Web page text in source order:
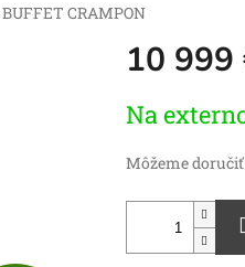
BUFFET CRAMPON
10 999
cena:
Na
Môžeme doručiť